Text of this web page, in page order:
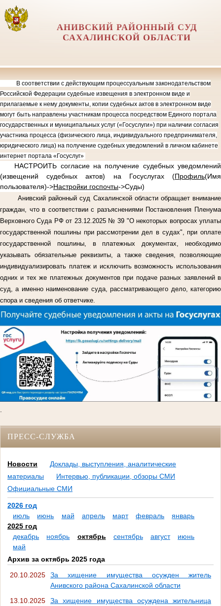
АНИВСКИЙ РАЙОННЫЙ СУД
САХАЛИНСКОЙ ОБЛАСТИ
В соответствии с действующим процессуальным законодательством
Российской Федерации судебные извещения в электронном виде и
прилагаемые к нему документы, копии судебных актов в электронном виде
могут быть направлены участникам процесса посредством Единого портала
государственных и муниципальных услуг («Госуслуги») при наличии согласия
участника процесса (физического лица, индивидуального предпринимателя,
юридического лица) на получение судебных уведомлений в личном кабинете
интернет портала «Госуслуг»
НАСТРОИТЬ согласие на получение судебных уведомлений
(извещений судебных актов) на Госуслугах (Профиль(Имя
пользователя)->Настройки госпочты->Суды)
Анивский районный суд Сахалинской области обращает внимание
граждан, что в соответствии с разъяснениями Постановления Пленума
Верховного Суда РФ от 23.12.2025 № 39 "О некоторых вопросах уплаты
государственной пошлины при рассмотрении дел в судах", при оплате
государственной пошлины, в платежных документах, необходимо
указывать обязательные реквизиты, а также сведения, позволяющие
индивидуализировать платеж и исключить возможность использования
одних и тех же платежных документов при подаче разных заявлений в
суд, а именно наименование суда, рассматривающего дело, категорию
спора и сведения об ответчике.
.
ПРЕСС-СЛУЖБА
Новости
Доклады, выступления, аналитические
материалы
Интервью, публикации, обзоры СМИ
Официальные СМИ
2026 год
июль
июнь май апрель март февраль
январь
2025 год
декабрь
ноябрь октябрь сентябрь август
июнь
май
Архив за октябрь 2025 года
20.10.2025
За хищение имущества осужден житель
Анивского района Сахалинской области
13.10.2025
За хищение имущества осуждена жительница